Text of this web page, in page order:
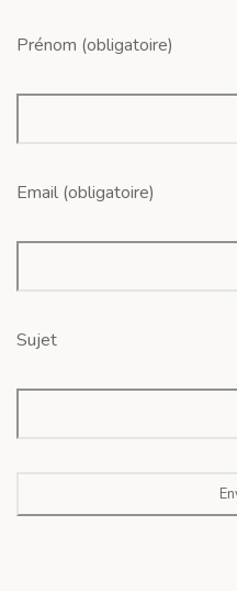
Prénom (obligatoire)
Email (obligatoire)
Sujet